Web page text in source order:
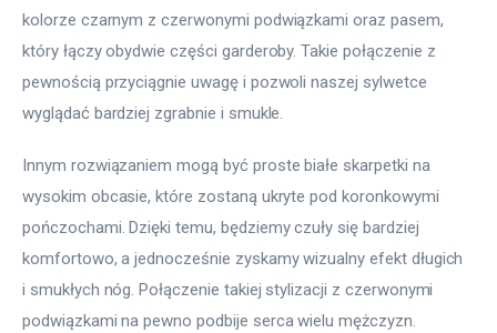
kolorze czarnym z czerwonymi podwiązkami oraz pasem,
który łączy obydwie części garderoby. Takie połączenie z
pewnością przyciągnie uwagę i pozwoli naszej sylwetce
wyglądać bardziej zgrabnie i smukle.
Innym rozwiązaniem mogą być proste białe skarpetki na
wysokim obcasie, które zostaną ukryte pod koronkowymi
pończochami. Dzięki temu, będziemy czuły się bardziej
komfortowo, a jednocześnie zyskamy wizualny efekt długich
i smukłych nóg. Połączenie takiej stylizacji z czerwonymi
podwiązkami na pewno podbije serca wielu mężczyzn.